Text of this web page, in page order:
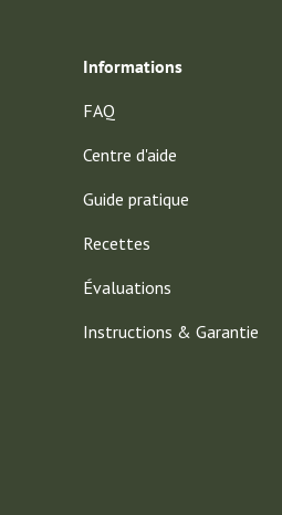
Informations
FAQ
Centre d'aide
Guide pratique
Recettes
Évaluations
Instructions & Garantie